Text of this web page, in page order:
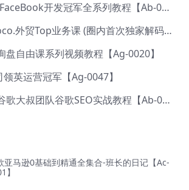
新版外土司FaceBook开发冠军全系列教程【Ab-0021】
新版鼎贸Coco.外贸Top业务课 (圈内首次独家解码|460节课)【Ag-0091】
盘自由课系列视频教程【Ag-0020】
英运营冠军【Ag-0047】
环新网络.谷歌大叔团队谷歌SEO实战教程【Ab-0024】
亚马逊0基础到精通全集合-班长的日记【Ac-
】